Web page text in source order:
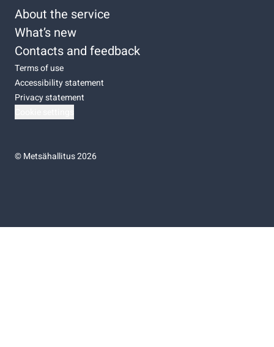
About the service
What’s new
Contacts and feedback
Terms of use
Accessibility statement
Privacy statement
©Metsähallitus 2026